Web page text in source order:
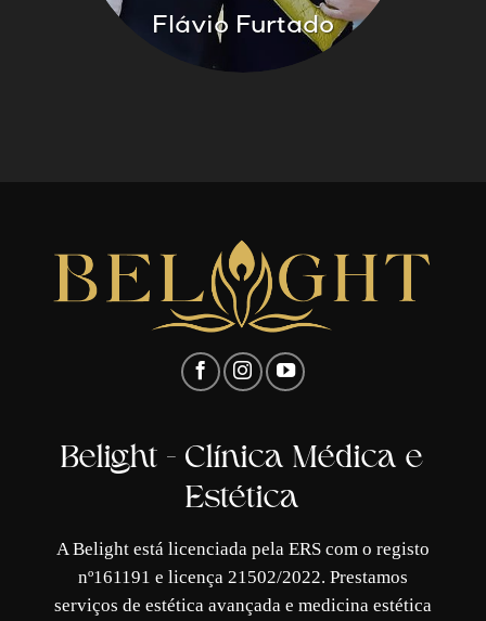
Flávio Furtado
Belight - Clínica Médica e
Estética
A Belight está licenciada pela ERS com o registo
nº161191 e licença 21502/2022. Prestamos
serviços de estética avançada e medicina estética